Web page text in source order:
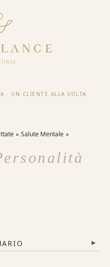
· UN CLIENTE ALLA VOLTA
Salute Mentale
▾